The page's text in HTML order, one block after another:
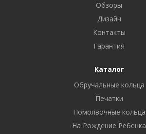
Обзоры
Дизайн
Контакты
Гарантия
Каталог
Обручальные кольца
Печатки
Помолвочные кольца
На Рождение Ребенка